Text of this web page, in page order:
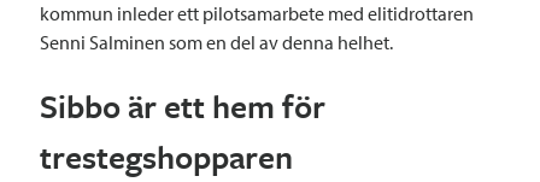
kommun inleder ett pilotsamarbete med elitidrottaren
Senni Salminen som en del av denna helhet.
Sibbo är ett hem för
trestegshopparen